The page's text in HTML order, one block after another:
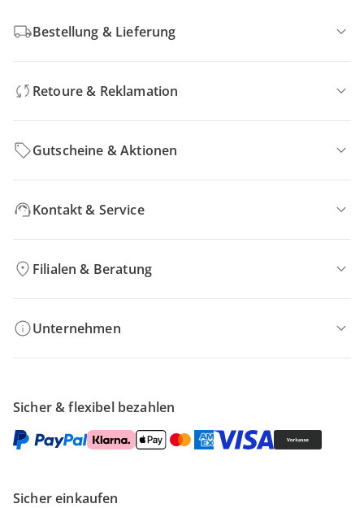
Bestellung & Lieferung
Retoure & Reklamation
Gutscheine & Aktionen
Kontakt & Service
Filialen & Beratung
Unternehmen
Sicher & flexibel bezahlen
Sicher einkaufen